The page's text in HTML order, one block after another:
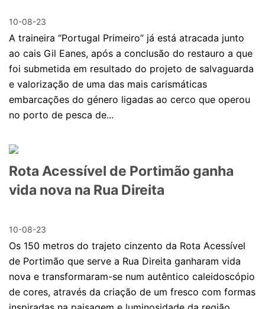
10-08-23
A traineira “Portugal Primeiro” já está atracada junto
ao cais Gil Eanes, após a conclusão do restauro a que
foi submetida em resultado do projeto de salvaguarda
e valorização de uma das mais carismáticas
embarcações do género ligadas ao cerco que operou
no porto de pesca de...
Rota Acessível de Portimão ganha
vida nova na Rua Direita
10-08-23
Os 150 metros do trajeto cinzento da Rota Acessível
de Portimão que serve a Rua Direita ganharam vida
nova e transformaram-se num autêntico caleidoscópio
de cores, através da criação de um fresco com formas